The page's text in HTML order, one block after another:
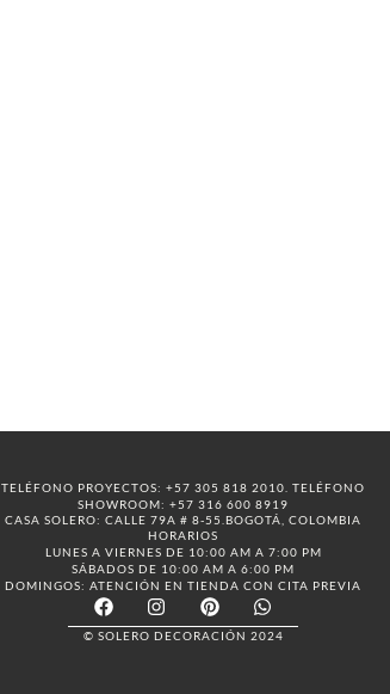
TELÉFONO PROYECTOS: +57 305 818 2010. TELÉFONO
SHOWROOM: +57 316 600 8919
CASA SOLERO: CALLE 79A # 8-55.BOGOTÁ, COLOMBIA
HORARIOS
LUNES A VIERNES DE 10:00 AM A 7:00 PM
SÁBADOS DE 10:00 AM A 6:00 PM
DOMINGOS: ATENCIÓN EN TIENDA CON CITA PREVIA
© SOLERO DECORACIÓN 2024